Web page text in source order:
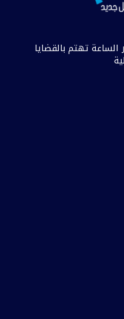
تهتم بالقضايا